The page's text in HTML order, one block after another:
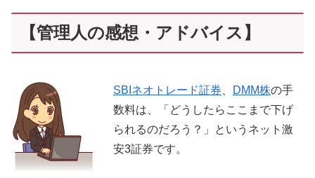
【管理人の感想・アドバイス】
SBIネオトレード証券 DMM株の手
数料は、「どうしたらここまで下げ
られるのだろう？」というネット激
安3証券です。